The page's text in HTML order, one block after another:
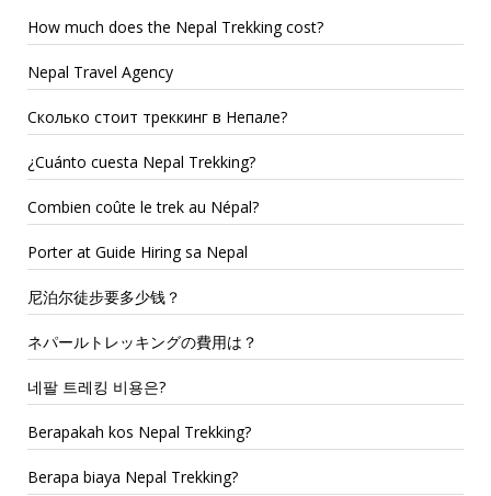
How much does the Nepal Trekking cost?
Nepal Travel Agency
Сколько стоит треккинг в Непале?
¿Cuánto cuesta Nepal Trekking?
Combien coûte le trek au Népal?
Porter at Guide Hiring sa Nepal
尼泊尔徒步要多少钱？
ネパールトレッキングの費用は？
네팔 트레킹 비용은?
Berapakah kos Nepal Trekking?
Berapa biaya Nepal Trekking?